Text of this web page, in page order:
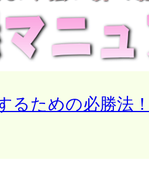
るための必勝法